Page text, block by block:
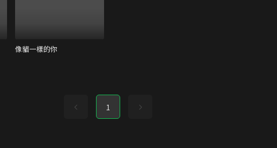
像貓一樣的你
1